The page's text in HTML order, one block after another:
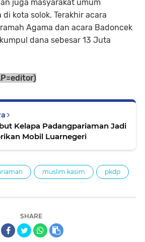
juga masyarakat umum
kota solok. Terakhir acara
Agama dan acara Badoncek
dana sebesar 13 Juta
Kelapa Padangpariaman Jadi
Mobil Luarnegeri
muslim kasim pkdp
SHARE